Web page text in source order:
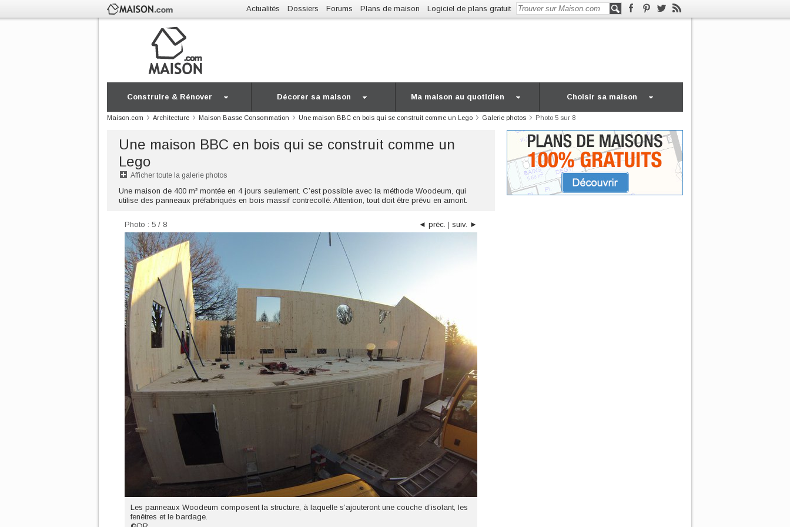
Actualités Dossiers Forums Plans de maison Logiciel de plans gratuit
Construire & Rénover Décorer sa maison Ma maison au quotidien Choisir sa maison
Maison.com Architecture Maison Basse Consommation Une maison BBC en bois qui se construit comme un Lego Galerie photos Photo 5 sur 8
Une maison BBC en bois qui se construit comme un
Lego
Afficher toute la galerie photos
Une maison de 400 m² montée en 4 jours seulement. C’est possible avec la méthode Woodeum, qui
utilise des panneaux préfabriqués en bois massif contrecollé. Attention, tout doit être prévu en amont.
◄ préc. | suiv. ►
Photo : 5 / 8
Les panneaux Woodeum composent la structure, à laquelle s’ajouteront une couche d’isolant, les
fenêtres et le bardage.